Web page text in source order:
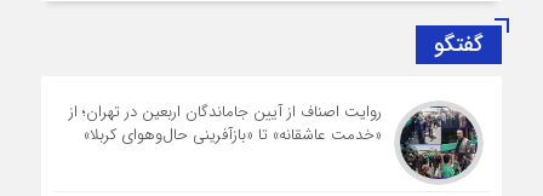
گفتگو
روایت اصناف از آیین جاماندگان اربعین در تهران؛ از
«خدمت عاشقانه» تا «بازآفرینی حال‌وهوای کربلا»